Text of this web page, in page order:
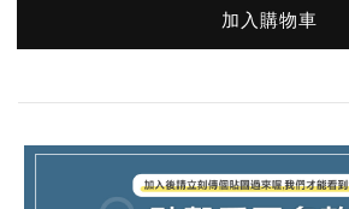
加入購物車